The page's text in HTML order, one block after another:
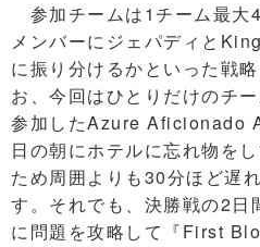
参加チームは1チーム最大
メンバーにジェパディと
に振り分けるかといった戦
お、今回はひとりだけのチ
参加したAzure Aficionado
日の朝にホテルに忘れ物を
ため周囲よりも30分ほど遅
す。それでも、決勝戦の2日
に問題を攻略して『First